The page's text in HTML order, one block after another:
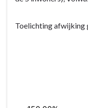
Toelichting afwijking